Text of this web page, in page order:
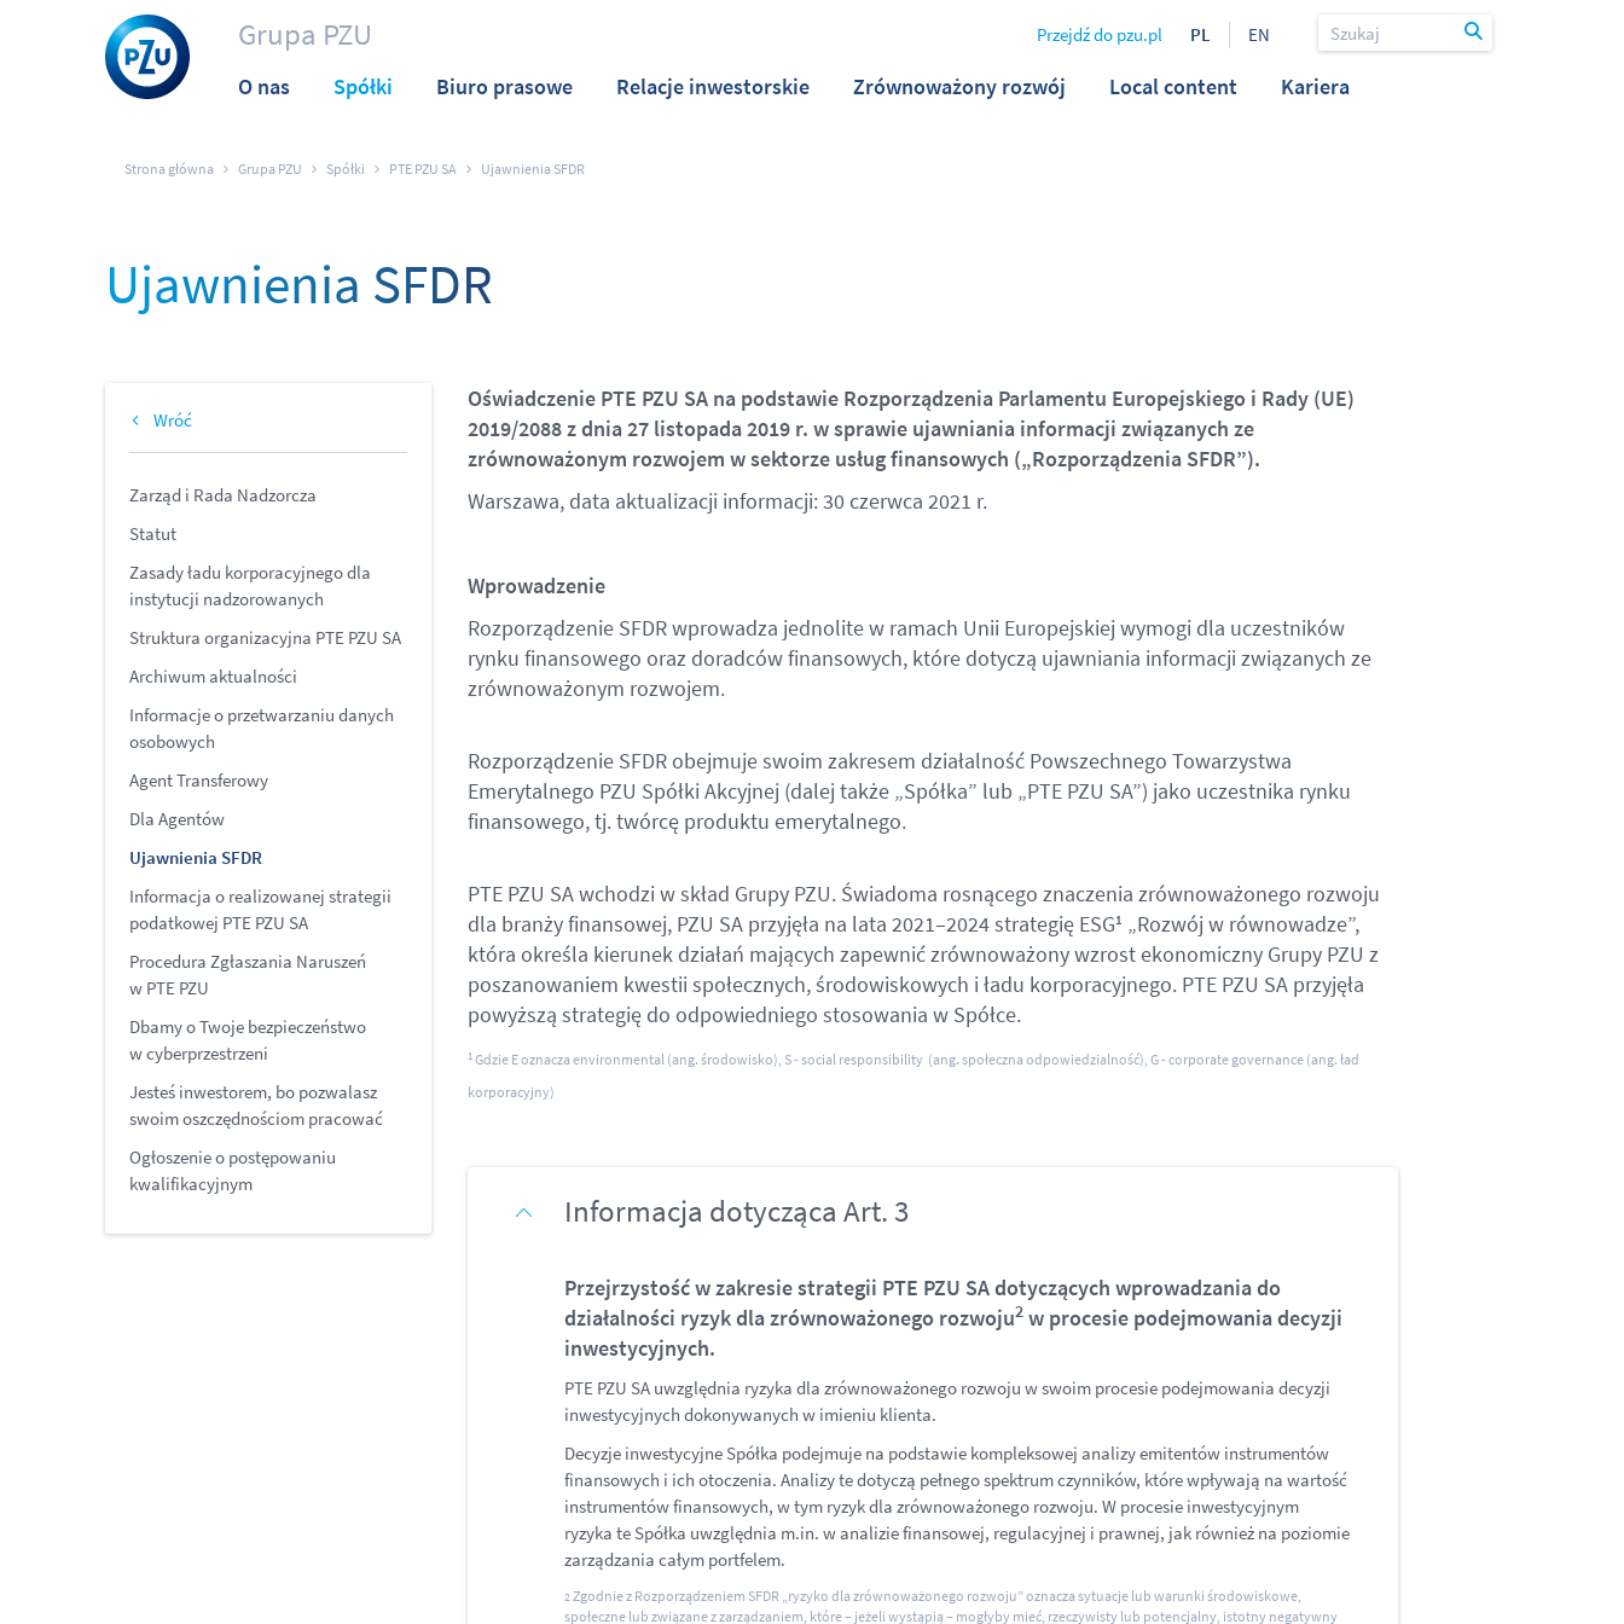
Grupa PZU
O nas Spółki Biuro prasowe Relacje inwestorskie Zrównoważony rozwój Local content Kariera
Przejdź do pzu.pl PL EN
Strona główna Grupa PZU Spółki PTE PZU SA Ujawnienia SFDR
Ujawnienia SFDR
Wróć
Zarząd i Rada Nadzorcza
Statut
Zasady ładu korporacyjnego dla
instytucji nadzorowanych
Struktura organizacyjna PTE PZU SA
Archiwum aktualności
Informacje o przetwarzaniu danych
osobowych
Agent Transferowy
Dla Agentów
Ujawnienia SFDR
Informacja o realizowanej strategii
podatkowej PTE PZU SA
Procedura Zgłaszania Naruszeń
w PTE PZU
Dbamy o Twoje bezpieczeństwo
w cyberprzestrzeni
Jesteś inwestorem, bo pozwalasz
swoim oszczędnościom pracować
Ogłoszenie o postępowaniu
kwalifikacyjnym
Oświadczenie PTE PZU SA na podstawie Rozporządzenia Parlamentu Europejskiego i Rady (UE)
2019/2088 z dnia 27 listopada 2019 r. w sprawie ujawniania informacji związanych ze
zrównoważonym rozwojem w sektorze usług finansowych („Rozporządzenia SFDR”).
Warszawa, data aktualizacji informacji: 30 czerwca 2021 r.
Wprowadzenie
Rozporządzenie SFDR wprowadza jednolite w ramach Unii Europejskiej wymogi dla uczestników
rynku finansowego oraz doradców finansowych, które dotyczą ujawniania informacji związanych ze
zrównoważonym rozwojem.
Rozporządzenie SFDR obejmuje swoim zakresem działalność Powszechnego Towarzystwa
Emerytalnego PZU Spółki Akcyjnej (dalej także „Spółka” lub „PTE PZU SA”) jako uczestnika rynku
finansowego, tj. twórcę produktu emerytalnego.
PTE PZU SA wchodzi w skład Grupy PZU. Świadoma rosnącego znaczenia zrównoważonego rozwoju
dla branży finansowej, PZU SA przyjęła na lata 2021–2024 strategię ESG1 „Rozwój w równowadze”,
która określa kierunek działań mających zapewnić zrównoważony wzrost ekonomiczny Grupy PZU z
poszanowaniem kwestii społecznych, środowiskowych i ładu korporacyjnego. PTE PZU SA przyjęła
powyższą strategię do odpowiedniego stosowania w Spółce.
1 Gdzie E oznacza environmental (ang. środowisko), S - social responsibility (ang. społeczna odpowiedzialność), G - corporate governance (ang. ład
korporacyjny)
Informacja dotycząca Art. 3
Przejrzystość w zakresie strategii PTE PZU SA dotyczących wprowadzania do
działalności ryzyk dla zrównoważonego rozwoju2 w procesie podejmowania decyzji
inwestycyjnych.
PTE PZU SA uwzględnia ryzyka dla zrównoważonego rozwoju w swoim procesie podejmowania decyzji
inwestycyjnych dokonywanych w imieniu klienta.
Decyzje inwestycyjne Spółka podejmuje na podstawie kompleksowej analizy emitentów instrumentów
finansowych i ich otoczenia. Analizy te dotyczą pełnego spektrum czynników, które wpływają na wartość
instrumentów finansowych, w tym ryzyk dla zrównoważonego rozwoju. W procesie inwestycyjnym
ryzyka te Spółka uwzględnia m.in. w analizie finansowej, regulacyjnej i prawnej, jak również na poziomie
zarządzania całym portfelem.
2Zgodnie z Rozporządzeniem SFDR „ryzyko dla zrównoważonego rozwoju” oznacza sytuacje lub warunki środowiskowe,
społeczne lub związane z zarządzaniem, które – jeżeli wystąpią – mogłyby mieć, rzeczywisty lub potencjalny, istotny negatywny